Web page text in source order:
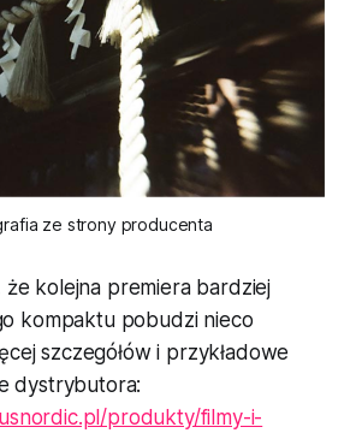
ze strony producenta
że kolejna premiera bardziej
kompaktu pobudzi nieco
szczegółów i przykładowe
dystrybutora:
produkty/filmy-i-